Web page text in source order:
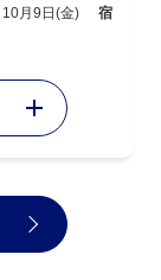
10月9日(金)
宿